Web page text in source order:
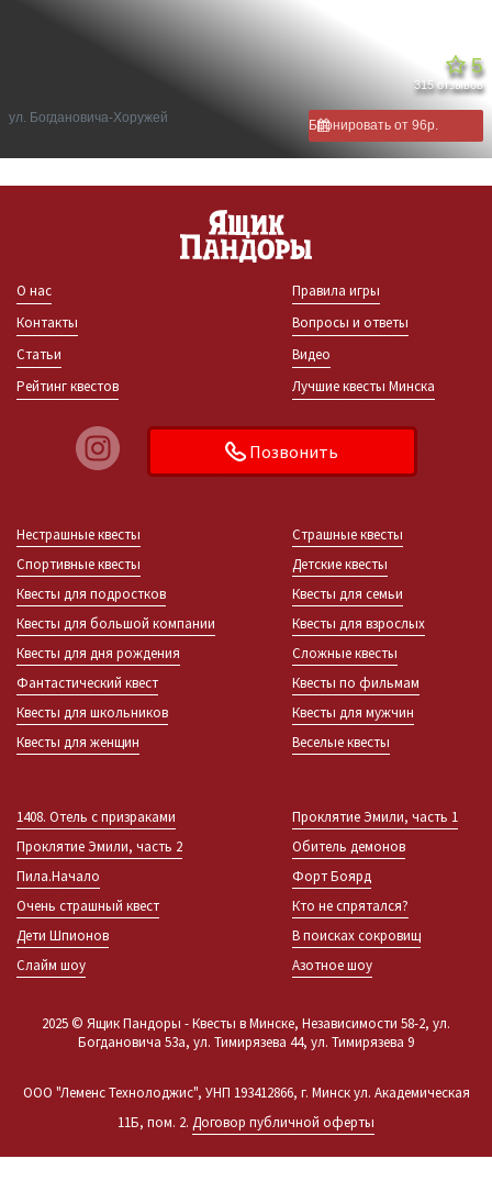
5
315 отзывов
ул. Богдановича-Хоружей Бронировать от 96р.
О нас
Правила игры
Контакты
Вопросы и ответы
Статьи
Видео
Рейтинг квестов
Лучшие квесты Минска
Позвонить
Нестрашные квесты
Страшные квесты
Спортивные квесты
Детские квесты
Квесты для подростков
Квесты для семьи
Квесты для большой компании
Квесты для взрослых
Квесты для дня рождения
Сложные квесты
Фантастический квест
Квесты по фильмам
Квесты для школьников
Квесты для мужчин
Квесты для женщин
Веселые квесты
1408. Отель с призраками
Проклятие Эмили, часть 1
Проклятие Эмили, часть 2
Обитель демонов
Пила.Начало
Форт Боярд
Очень страшный квест
Кто не спрятался?
Дети Шпионов
В поисках сокровищ
Слайм шоу
Азотное шоу
2025 © Ящик Пандоры - Квесты в Минске, Независимости 58-2, ул.
Богдановича 53а, ул. Тимирязева 44, ул. Тимирязева 9
ООО "Леменс Технолоджис", УНП 193412866, г. Минск ул. Академическая
11Б, пом. 2. Договор публичной оферты